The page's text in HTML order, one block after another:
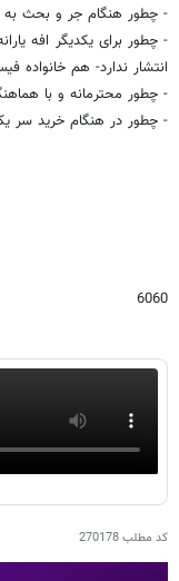
- چطور هنگام جر و بحث به
- چطور برای یکدیگر افه
انتشار ندارد- هم خانواده
- چطور محترمانه و با
- چطور در هنگام خرید سر
6060
کد مطلب270178